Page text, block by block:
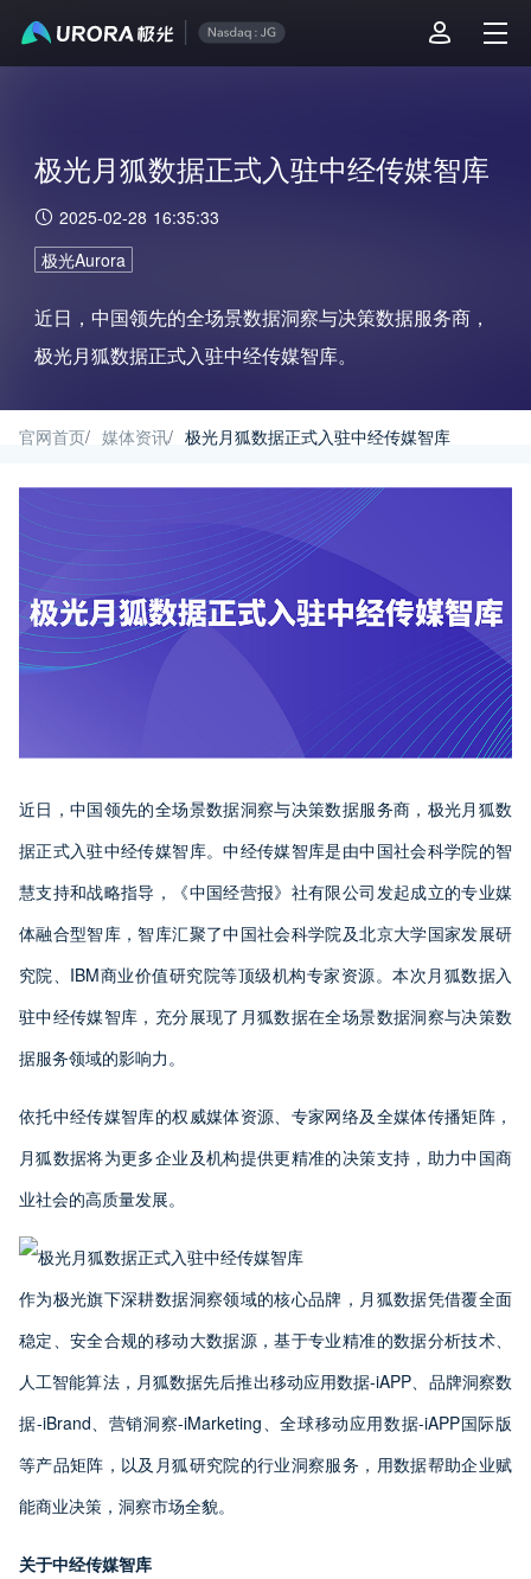
极光月狐数据正式入驻中经传媒智库
2025-02-28 16:35:33
极光Aurora
近日，中国领先的全场景数据洞察与决策数据服务商，
极光月狐数据正式入驻中经传媒智库。
官网首页/ 媒体资讯/ 极光月狐数据正式入驻中经传媒智库
近日，中国领先的全场景数据洞察与决策数据服务商，极光月狐数
据正式入驻中经传媒智库。中经传媒智库是由中国社会科学院的智
慧支持和战略指导，《中国经营报》社有限公司发起成立的专业媒
体融合型智库，智库汇聚了中国社会科学院及北京大学国家发展研
究院、IBM商业价值研究院等顶级机构专家资源。本次月狐数据入
驻中经传媒智库，充分展现了月狐数据在全场景数据洞察与决策数
据服务领域的影响力。
依托中经传媒智库的权威媒体资源、专家网络及全媒体传播矩阵，
月狐数据将为更多企业及机构提供更精准的决策支持，助力中国商
业社会的高质量发展。
作为极光旗下深耕数据洞察领域的核心品牌，月狐数据凭借覆全面
稳定、安全合规的移动大数据源，基于专业精准的数据分析技术、
人工智能算法，月狐数据先后推出移动应用数据-iAPP、品牌洞察数
据-iBrand、营销洞察-iMarketing、全球移动应用数据-iAPP国际版
等产品矩阵，以及月狐研究院的行业洞察服务，用数据帮助企业赋
能商业决策，洞察市场全貌。
关于中经传媒智库